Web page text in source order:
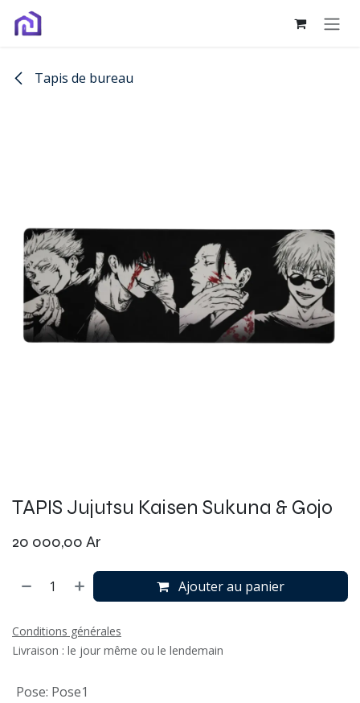
Se rendre au contenu
Tapis de bureau
TAPIS Jujutsu Kaisen Sukuna & Gojo
20 000,00 Ar
Ajouter au panier
Conditions générales
Livraison : le jour même ou le lendemain
Pose: Pose1